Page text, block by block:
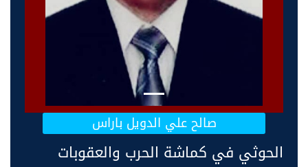
صالح علي الدويل باراس
الحوثي في كماشة الحرب والعقوبات